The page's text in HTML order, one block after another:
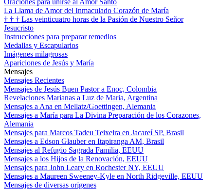
La Llama de Amor del Inmaculado Corazón de María
† † † Las veinticuatro horas de la Pasión de Nuestro Señor
Jesucristo
Instrucciones para preparar remedios
Medallas y Escapularios
Imágenes milagrosas
Apariciones de Jesús y María
Mensajes
Mensajes Recientes
Mensajes de Jesús Buen Pastor a Enoc, Colombia
Revelaciones Marianas a Luz de Maria, Argentina
Mensajes a Ana en Mellatz/Goettingen, Alemania
Mensajes a María para La Divina Preparación de los Corazones,
Alemania
Mensajes para Marcos Tadeu Teixeira en Jacareí SP, Brasil
Mensajes a Edson Glauber en Itapiranga AM, Brasil
Mensajes al Refugio Sagrada Familia, EEUU
Mensajes a los Hijos de la Renovación, EEUU
Mensajes para John Leary en Rochester NY, EEUU
Mensajes a Maureen Sweeney-Kyle en North Ridgeville, EEUU
Mensajes de diversas orígenes